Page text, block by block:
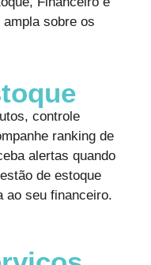
sobre os
controle
ranking de
alertas quando
de estoque
ao seu financeiro.